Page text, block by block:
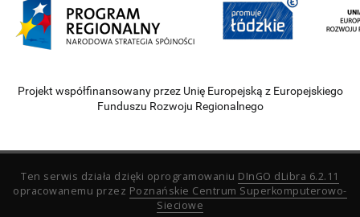
Projekt współfinansowany przez Unię Europejską z Europejskiego
Funduszu Rozwoju Regionalnego
Ten serwis działa dzięki oprogramowaniu DInGO dLibra 6.2.11
opracowanemu przez Poznańskie Centrum Superkomputerowo-
Sieciowe